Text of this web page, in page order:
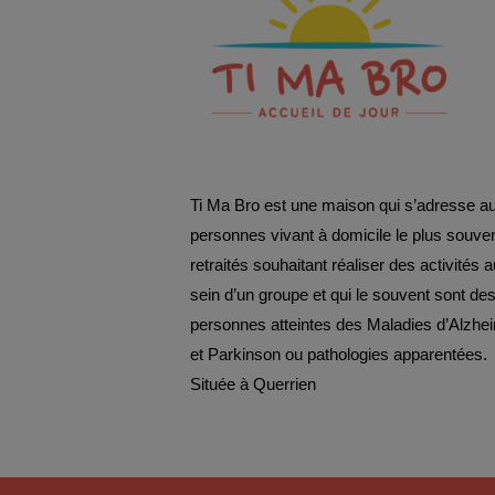
Ti Ma Bro est une maison qui s’adresse
personnes vivant à domicile le plus
retraités souhaitant réaliser des activités
sein d’un groupe et qui le souvent sont des
personnes atteintes des Maladies
et Parkinson ou pathologies apparentées.
Située à Querrien